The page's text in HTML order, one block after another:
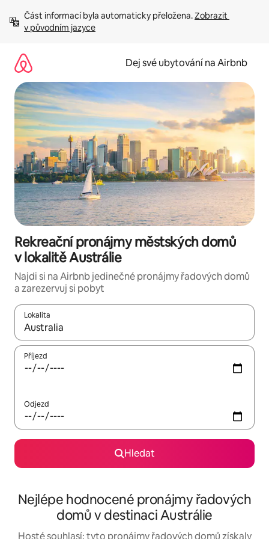
obsah
Část informací byla automaticky přeložena. Zobrazit
v původním jazyce
Dej své ubytování na Airbnb
Rekreační pronájmy městských domů
v lokalitě Austrálie
Najdi si na Airbnb jedinečné pronájmy řadových domů
a zarezervuj si pobyt
Lokalita
Až budou výsledky k dispozici, můžeš si je procházet pomocí
Příjezd
Odjezd
Hledat
Nejlépe hodnocené pronájmy řadových
domů v destinaci Austrálie
Hosté souhlasí: tyto pronájmy řadových domů získaly